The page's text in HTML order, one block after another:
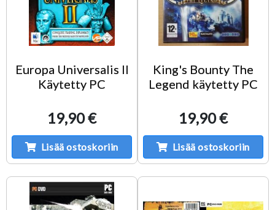
Europa Universalis II
Käytetty PC
19,90 €
Lisää ostoskoriin
King's Bounty The
Legend käytetty PC
19,90 €
Lisää ostoskoriin